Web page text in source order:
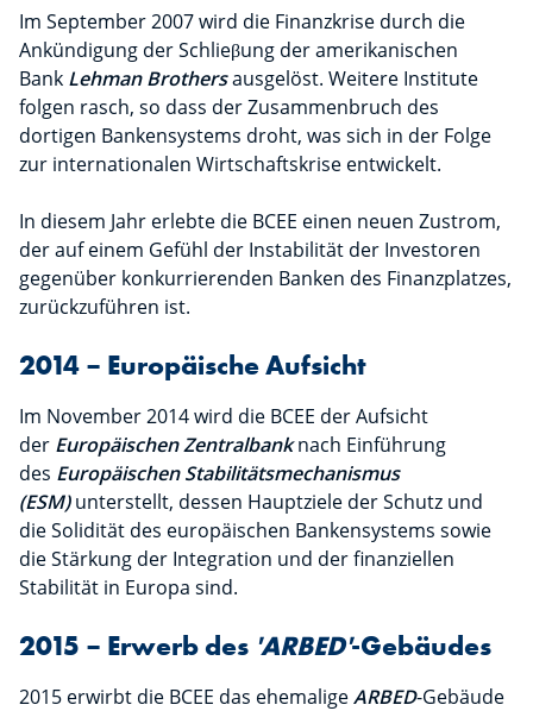
Im September 2007 wird die Finanzkrise durch die
Ankündigung der Schlieβung der amerikanischen
Bank Lehman Brothersausgelöst. Weitere Institute
folgen rasch, so dass der Zusammenbruch des
dortigen Bankensystems droht, was sich in der Folge
zur internationalen Wirtschaftskrise entwickelt.
In diesem Jahr erlebte die BCEE einen neuen Zustrom,
der auf einem Gefühl der Instabilität der Investoren
gegenüber konkurrierenden Banken des Finanzplatzes,
zurückzuführen ist.
2014 – Europäische Aufsicht
Im November 2014 wird die BCEE der Aufsicht
der Europäischen Zentralbank nach Einführung
des Europäischen Stabilitätsmechanismus
(ESM)unterstellt, dessen Hauptziele der Schutz und
die Solidität des europäischen Bankensystems sowie
die Stärkung der Integration und der finanziellen
Stabilität in Europa sind.
2015 – Erwerb des 'ARBED'-Gebäudes
2015 erwirbt die BCEE das ehemaligeARBED-Gebäude